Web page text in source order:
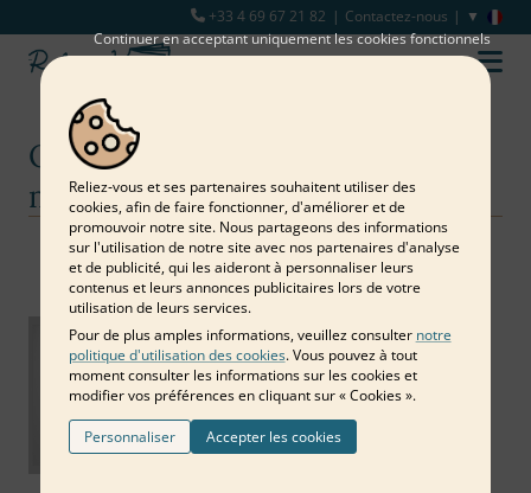
+33 4 69 67 21 82 Contactez-nous
Quelle idée de cadeau de la
maîtresse en fin d'année ?
Notre blog
Cadeau personnalisé
Quelle idée de cadeau de la maîtresse en fin d'année ?
Continuer en acceptant uniquement les cookies fonctionnels
Reliez‑vous et ses partenaires souhaitent utiliser des
cookies, afin de faire fonctionner, d'améliorer et de
promouvoir notre site. Nous partageons des informations
sur l'utilisation de notre site avec nos partenaires d'analyse
et de publicité, qui les aideront à personnaliser leurs
contenus et leurs annonces publicitaires lors de votre
utilisation de leurs services.
Pour de plus amples informations, veuillez consulter notre
politique d'utilisation des cookies. Vous pouvez à tout
moment consulter les informations sur les cookies et
modifier vos préférences en cliquant sur « Cookies ».
Personnaliser Accepter les cookies